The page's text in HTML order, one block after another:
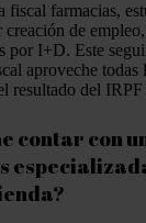
fiscal farmacias,
de
por I+D. Este
aproveche todas
resultado del IRPF
contar con